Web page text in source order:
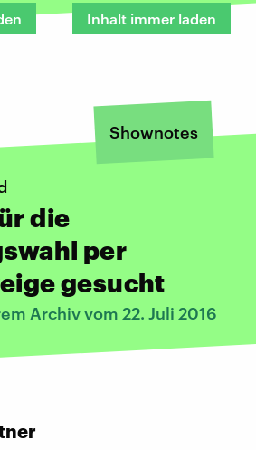
Inhalt immer laden
Shownotes
die
per
gesucht
Archiv vom 22. Juli 2016